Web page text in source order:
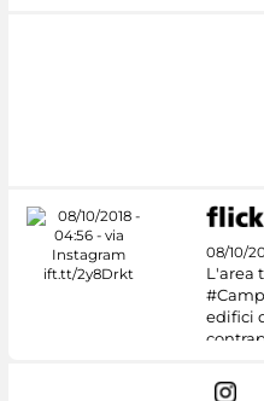
08/10/
L'area
edifici